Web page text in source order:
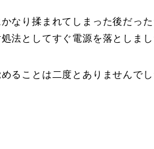
なり揉まれてしまった後だっ
法としてすぐ電源を落としまし
ることは二度とありませんでし